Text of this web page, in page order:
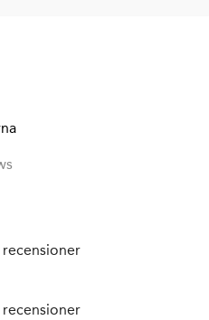
recensioner
recensioner